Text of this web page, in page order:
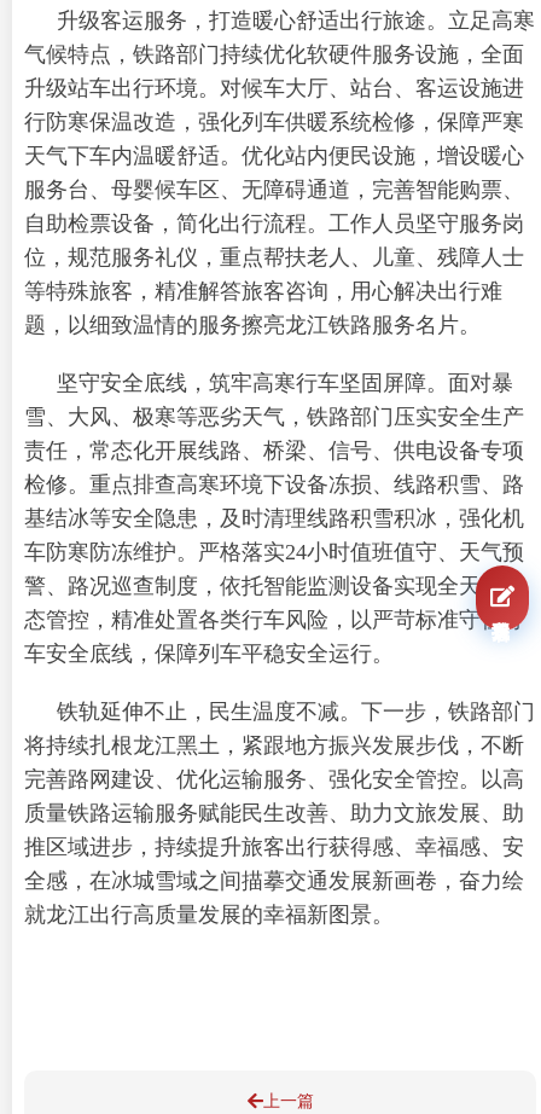
升级客运服务，打造暖心舒适出行旅途。立足高寒
气候特点，铁路部门持续优化软硬件服务设施，全面
升级站车出行环境。对候车大厅、站台、客运设施进
行防寒保温改造，强化列车供暖系统检修，保障严寒
天气下车内温暖舒适。优化站内便民设施，增设暖心
服务台、母婴候车区、无障碍通道，完善智能购票、
自助检票设备，简化出行流程。工作人员坚守服务岗
位，规范服务礼仪，重点帮扶老人、儿童、残障人士
等特殊旅客，精准解答旅客咨询，用心解决出行难
题，以细致温情的服务擦亮龙江铁路服务名片。
坚守安全底线，筑牢高寒行车坚固屏障。面对暴
雪、大风、极寒等恶劣天气，铁路部门压实安全生产
责任，常态化开展线路、桥梁、信号、供电设备专项
检修。重点排查高寒环境下设备冻损、线路积雪、路
基结冰等安全隐患，及时清理线路积雪积冰，强化机
车防寒防冻维护。严格落实24小时值班值守、天气预
警、路况巡查制度，依托智能监测设备实现全天候动
态管控，精准处置各类行车风险，以严苛标准守住行
车安全底线，保障列车平稳安全运行。
铁轨延伸不止，民生温度不减。下一步，铁路部门
将持续扎根龙江黑土，紧跟地方振兴发展步伐，不断
完善路网建设、优化运输服务、强化安全管控。以高
质量铁路运输服务赋能民生改善、助力文旅发展、助
推区域进步，持续提升旅客出行获得感、幸福感、安
全感，在冰城雪域之间描摹交通发展新画卷，奋力绘
就龙江出行高质量发展的幸福新图景。
上一篇
我要报名